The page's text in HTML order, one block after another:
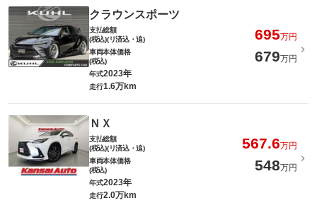
クラウンスポーツ
支払総額
(税込)(リ済込・追)
695万円
車両本体価格
(税込)
679万円
年式2023年
走行1.6万km
ＮＸ
支払総額
(税込)(リ済込・追)
567.6万円
車両本体価格
(税込)
548万円
年式2023年
走行2.0万km